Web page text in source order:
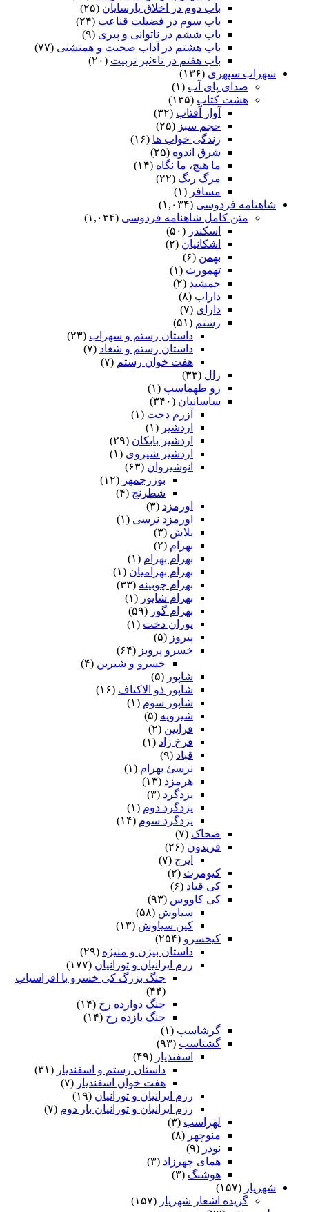
باب دوم در اخلاق پارسایان (۲۵)
باب سوم در فضیلت قناعت (۲۴)
باب ششم در ناتوانى و پیرى (۹)
باب هشتم در آداب صحبت و همنشنى (۷۷)
باب هفتم در تاءثیر تربیت (۲۰)
سهراب سپهری (۱۳۶)
صدای پای آب (۱)
هشت کتاب (۱۳۵)
آواز آفتاب (۳۲)
حجم سبز (۲۵)
زندگی خواب ها (۱۶)
شرق اندوه (۲۵)
ما هیچ، ما نگاه (۱۴)
مرگ رنگ (۲۲)
مسافر (۱)
شاهنامه فردوسی (۱,۰۳۴)
متن کامل شاهنامه فردوسی (۱,۰۳۴)
اسکندر (۵۰)
اشکانیان (۲)
بهمن (۶)
تهمورث (۱)
جمشید (۲)
داراب (۸)
دارای (۷)
رستم (۵۱)
داستان رستم و سهراب (۲۳)
داستان رستم و شغاد (۷)
هفت خوان رستم‏ (۷)
زال (۳۳)
زو طهماسپ‏ (۱)
ساسانیان (۳۴۰)
آزرم دخت (۱)
اردشیر (۱)
اردشیر بابکان (۲۹)
اردشیر شیروی (۱)
انوشیروان (۶۳)
بوزرجمهر (۱۲)
شطرنج (۴)
اورمزد (۳)
اورمزد نرسى‏ (۱)
بلاش (۳)
بهرام (۲)
بهرام بهرام (۱)
بهرام بهرامیان‏ (۱)
بهرام چوبینه (۳۳)
بهرام شاپور (۱)
بهرام گور (۵۹)
پوران دخت (۱)
پیروز (۵)
خسرو پرویز (۶۴)
خسرو و شیرین (۴)
شاپور (۵)
شاپور ذو الاکتاف (۱۶)
شاپور سوم‏ (۱)
شیرویه (۵)
فرایین (۲)
فرخ زاد (۱)
قباد (۹)
نرسئ بهرام‏ (۱)
هرمزد (۱۳)
یزدگرد (۳)
یزدگرد دوم (۱)
یزدگرد سوم (۱۴)
ضحاک (۷)
فریدون (۲۶)
ایرج (۷)
کیومرث (۲)
کی قباد (۶)
کی کاووس (۹۳)
سیاوش (۵۸)
کین سیاوش (۱۳)
کیخسرو (۲۵۴)
داستان بیژن و منیژه (۲۹)
رزم ایرانیان و تورانیان (۱۷۷)
جنگ بزرگ کی خسرو با افراسیاب
(۴۴)
جنگ دوازده رخ (۱۴)
جنگ یازده رخ (۱۴)
گرشاسپ (۱)
گشتاسب (۹۳)
اسفندیار (۴۹)
داستان رستم و اسفندیار (۳۱)
هفت خوان اسفندیار (۷)
رزم ایرانیان و تورانیان (۱۹)
رزم ایرانیان و تورانیان بار دوم (۷)
لهراسب (۳)
منوچهر (۸)
نوذر (۹)
هماى چهرزاد (۳)
هوشنگ (۳)
شهریار (۱۵۷)
گزیده اشعار شهریار (۱۵۷)